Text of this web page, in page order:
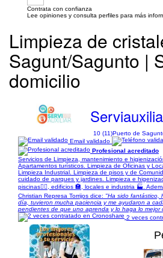
Contrata con confianza
Lee opiniones y consulta perfiles para más
Limpieza de
Sagunt/Sagunto |
domicilio
10 (11)Puerto de
Email validado
Profesional acreditado
Servicios de Limpieza, mantenimiento e
Apartamentos turísticos. Limpieza de Oficinas y
Limpieza Industrial. Limpieza de pisos y de
cuidado de parques y jardines. Limpieza e
piscinas🏊‍♀, edificios 🏣, locales e industria 🏭.
Christian Represa Torrijos dice: "Ha sido fantástico,
día, tuvieron mucha paciencia y me ayudaron a
pendientes de que uno aprenda y lo haga lo mejor
2 veces